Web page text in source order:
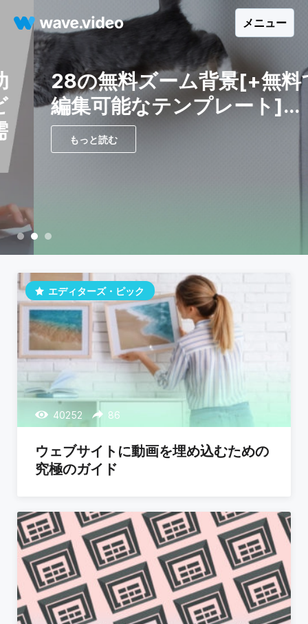
メニュー
28の無料ズーム背景[+無料で
編集可能なテンプレート]...
もっと読む
エディターズ・ピック
40252 86
ウェブサイトに動画を埋め込むための
究極のガイド